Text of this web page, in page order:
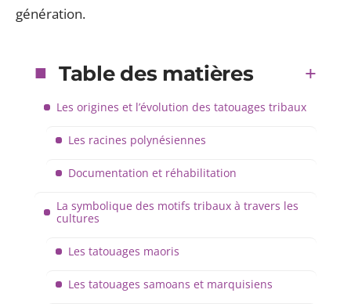
génération.
Table des matières
Les origines et l’évolution des tatouages tribaux
Les racines polynésiennes
Documentation et réhabilitation
La symbolique des motifs tribaux à travers les
cultures
Les tatouages maoris
Les tatouages samoans et marquisiens